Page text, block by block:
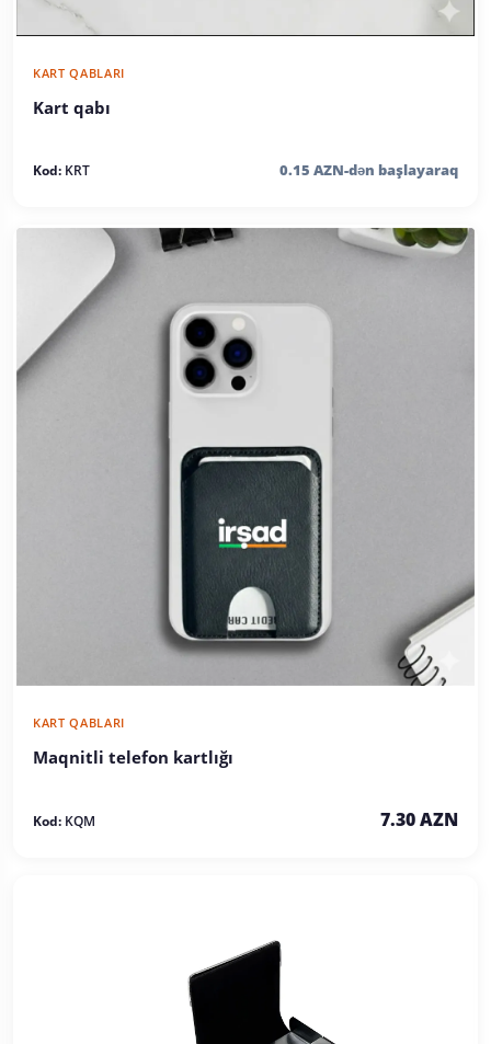
KART QABLARI
Kart qabı
Kod: KRT 0.15 AZN-dən başlayaraq
KART QABLARI
Maqnitli telefon kartlığı
Kod: KQM 7.30 AZN